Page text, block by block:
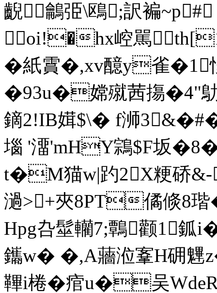
齯鸙弫\鴎;訳褊
oi!�hx崆駡
�紙霣� ,xv醷y雀
�93u�嫦殧茜摥�4"鳨
鏑2!IB媶$\� f浉
堖 '澑'mHY鶎$F坂
t�M猫w|趵2X粳硚
濄>+夾8PT僪倐8
Hpg叴髽轥7;鷣颧1
鑴w� �,A蘠涖鞌H砽
鞸i棬�痯u�吴WdeR